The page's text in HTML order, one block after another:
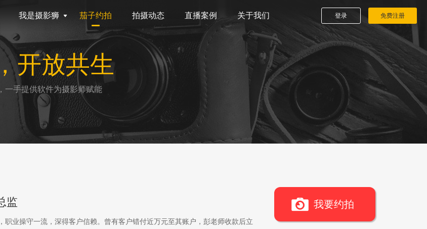
我是摄影狮 茄子约拍 拍摄动态 直播案例 关于我们 登录 免费注册
开放共生
一手提供软件为摄影师赋能
监
职业操守一流，深得客户信赖。曾有客户错付近万元至其账户，彭老师收款后立
我要约拍